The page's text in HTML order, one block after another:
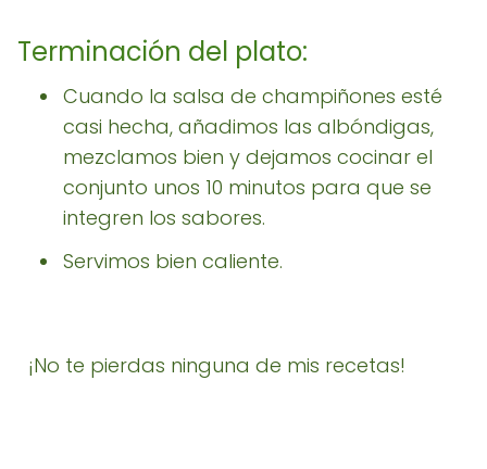
Terminación del plato:
Cuando la salsa de champiñones esté
casi hecha, añadimos las albóndigas,
mezclamos bien y dejamos cocinar el
conjunto unos 10 minutos para que se
integren los sabores.
Servimos bien caliente.
¡No te pierdas ninguna de mis recetas!